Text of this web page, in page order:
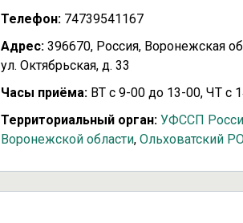
Телефон: 74739541167
Адрес: 396670, Россия, Воронежская
ул. Октябрьская, д. 33
Часы приёма: ВТ с 9-00 до 13-00, ЧТ с
Территориальный орган: УФССП
Воронежской области, Ольховатский